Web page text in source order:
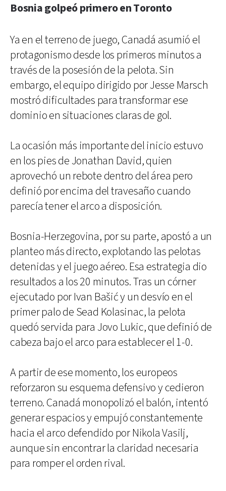
Bosnia golpeó primero en Toronto
Ya en el terreno de juego, Canadá asumió el
protagonismo desde los primeros minutos a
través de la posesión de la pelota. Sin
embargo, el equipo dirigido por Jesse Marsch
mostró dificultades para transformar ese
dominio en situaciones claras de gol.
La ocasión más importante del inicio estuvo
en los pies de Jonathan David, quien
aprovechó un rebote dentro del área pero
definió por encima del travesaño cuando
parecía tener el arco a disposición.
Bosnia-Herzegovina, por su parte, apostó a un
planteo más directo, explotando las pelotas
detenidas y el juego aéreo. Esa estrategia dio
resultados a los 20 minutos. Tras un córner
ejecutado por Ivan Bašić y un desvío en el
primer palo de Sead Kolasinac, la pelota
quedó servida para Jovo Lukic, que definió de
cabeza bajo el arco para establecer el 1-0.
A partir de ese momento, los europeos
reforzaron su esquema defensivo y cedieron
terreno. Canadá monopolizó el balón, intentó
generar espacios y empujó constantemente
hacia el arco defendido por Nikola Vasilj,
aunque sin encontrar la claridad necesaria
para romper el orden rival.